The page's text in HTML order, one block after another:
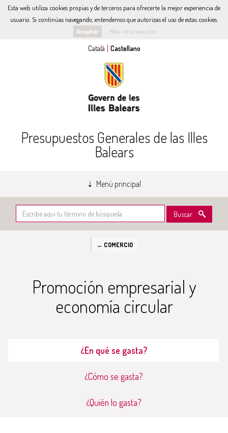
Esta web utiliza cookies propias y de terceros para ofrecerte la mejor experiencia de
usuario. Si continúas navegando, entendemos que autorizas el uso de estas cookies.
Aceptar
Más información
Presupuestos Generales de las Illes
Balears
Menú principal
Buscar
← COMERCIO
Promoción empresarial y
economía circular
¿En qué se gasta?
¿Cómo se gasta?
¿Quién lo gasta?